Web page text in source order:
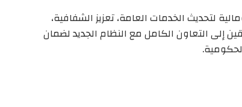
لتحديث الخدمات العامة، تعزيز الشفافية،
إلى التعاون الكامل مع النظام الجديد لضمان